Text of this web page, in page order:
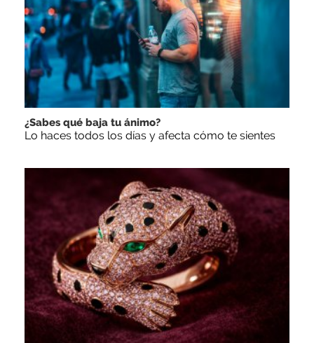
¿Sabes qué baja tu ánimo?
Lo haces todos los días y afecta cómo te sientes